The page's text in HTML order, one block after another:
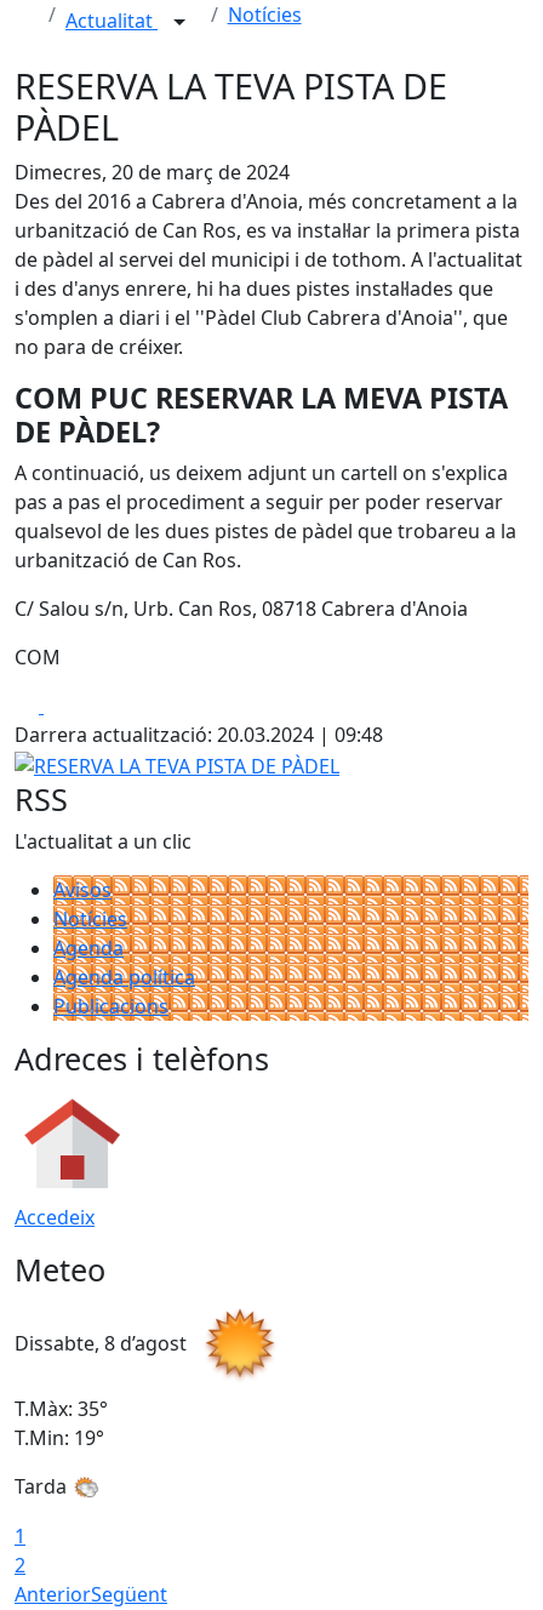
Actualitat Notícies
RESERVA LA TEVA PISTA DE
PÀDEL
Dimecres, 20 de març de 2024
Des del 2016 a Cabrera d'Anoia, més concretament a la
urbanització de Can Ros, es va instal·lar la primera pista
de pàdel al servei del municipi i de tothom. A l'actualitat
i des d'anys enrere, hi ha dues pistes instal·lades que
s'omplen a diari i el ''Pàdel Club Cabrera d'Anoia'', que
no para de créixer.
COM PUC RESERVAR LA MEVA PISTA
DE PÀDEL?
A continuació, us deixem adjunt un cartell on s'explica
pas a pas el procediment a seguir per poder reservar
qualsevol de les dues pistes de pàdel que trobareu a la
urbanització de Can Ros.
C/ Salou s/n, Urb. Can Ros, 08718 Cabrera d'Anoia
COM
Darrera actualització: 20.03.2024 | 09:48
RESERVA LA TEVA PISTA DE PÀDEL
RSS
L'actualitat a un clic
Avisos
Notícies
Agenda
Agenda política
Publicacions
Adreces i telèfons
Accedeix
Meteo
Dissabte, 8 d’agost
T.Màx: 35°
T.Min: 19°
Tarda
1
2
AnteriorSegüent